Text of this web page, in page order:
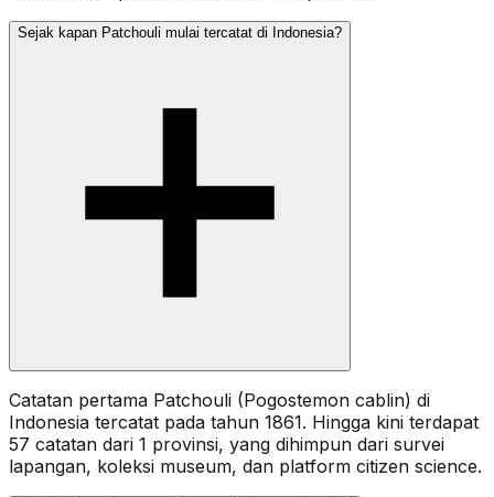
Sejak kapan Patchouli mulai tercatat di Indonesia?
Catatan pertama Patchouli (Pogostemon cablin) di
Indonesia tercatat pada tahun 1861. Hingga kini terdapat
57 catatan dari 1 provinsi, yang dihimpun dari survei
lapangan, koleksi museum, dan platform citizen science.